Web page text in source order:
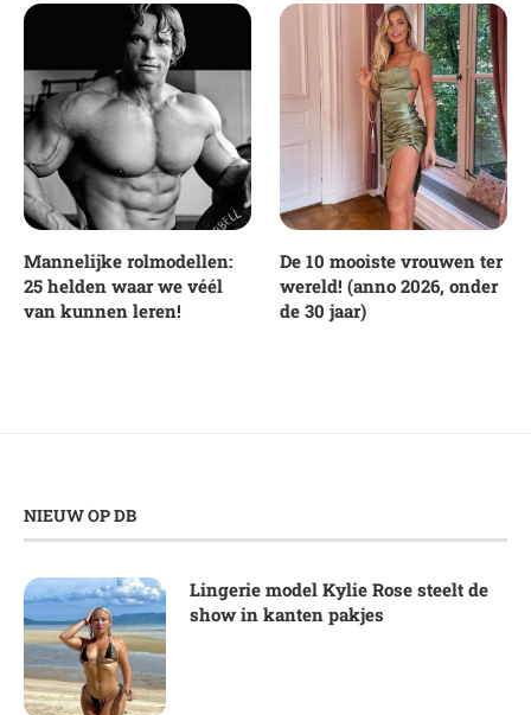
Mannelijke rolmodellen:
25 helden waar we véél
van kunnen leren!
De 10 mooiste vrouwen ter
wereld! (anno 2026, onder
de 30 jaar)
NIEUW OP DB
Lingerie model Kylie Rose steelt de
show in kanten pakjes